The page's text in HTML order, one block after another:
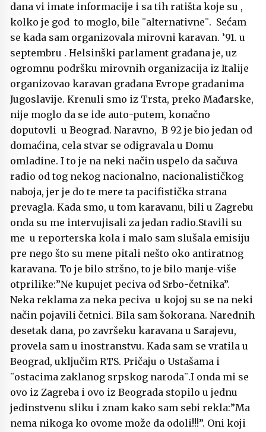
dana vi imate informacije i sa tih ratišta koje su ,
kolko je god to moglo, bile ¨alternativne¨. Sećam
se kada sam organizovala mirovni karavan. ’91. u
septembru . Helsinški parlament građana je, uz
ogromnu podršku mirovnih organizacija iz Italije
organizovao karavan građana Evrope građanima
Jugoslavije. Krenuli smo iz Trsta, preko Mađarske,
nije moglo da se ide auto-putem, konačno
doputovli u Beograd. Naravno, B 92 je bio jedan od
domaćina, cela stvar se odigravala u Domu
omladine. I to je na neki način uspelo da sačuva
radio od tog nekog nacionalno, nacionalističkog
naboja, jer je do te mere ta pacifistička strana
prevagla. Kada smo, u tom karavanu, bili u Zagrebu
onda su me intervujisali za jedan radio.Stavili su
me u reporterska kola i malo sam slušala emisiju
pre nego što su mene pitali nešto oko antiratnog
karavana. To je bilo stršno, to je bilo manje-više
otprilike:”Ne kupujet peciva od Srbo-četnika”.
Neka reklama za neka peciva u kojoj su se na neki
način pojavili četnici. Bila sam šokorana. Narednih
desetak dana, po završeku karavana u Sarajevu,
provela sam u inostranstvu. Kada sam se vratila u
Beograd, uključim RTS. Pričaju o Ustašama i
¨ostacima zaklanog srpskog naroda¨.I onda mi se
ovo iz Zagreba i ovo iz Beograda stopilo u jednu
jedinstvenu sliku i znam kako sam sebi rekla:”Ma
nema nikoga ko ovome može da odoli!!!”. Oni koji